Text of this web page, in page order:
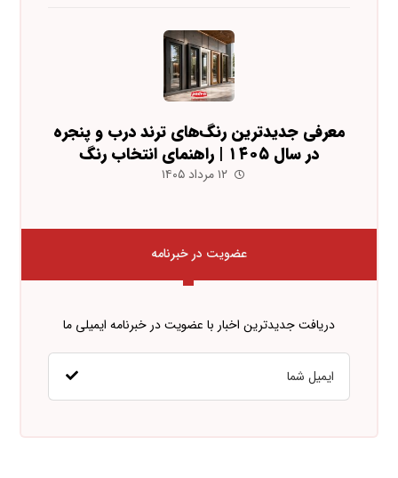
معرفی جدیدترین رنگ‌های ترند درب و پنجره
در سال ۱۴۰۵ | راهنمای انتخاب رنگ
۱۲ مرداد ۱۴۰۵
عضویت در خبرنامه
دریافت جدیدترین اخبار با عضویت در خبرنامه ایمیلی ما